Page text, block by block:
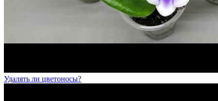
Удалять ли цветоносы?